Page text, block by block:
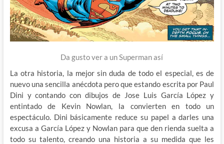
Da gusto ver a un Superman así
La otra historia, la mejor sin duda de todo el especial, es de
nuevo una sencilla anécdota pero que estando escrita por Paul
Dini y contando con dibujos de Jose Luis García López y
entintado de Kevin Nowlan, la convierten en todo un
espectáculo. Dini básicamente reduce su papel a darles una
excusa a García López y Nowlan para que den rienda suelta a
todo su talento, creando una historia a su medida que les